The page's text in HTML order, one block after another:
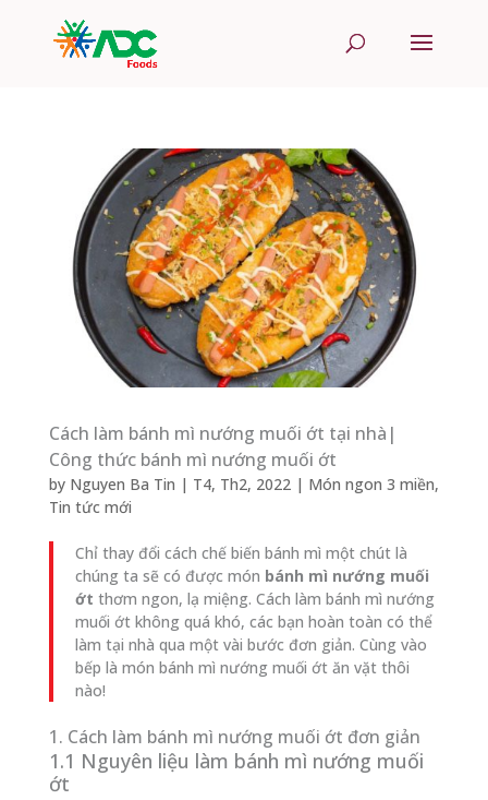
Cách làm bánh mì nướng muối ớt tại nhà|
Công thức bánh mì nướng muối ớt
by Nguyen Ba Tin | T4, Th2, 2022| Món ngon 3 miền,
Tin tức mới
Chỉ thay đổi cách chế biến bánh mì một chút là
chúng ta sẽ có được món bánh mì nướng muối
ớt thơm ngon, lạ miệng. Cách làm bánh mì nướng
muối ớt không quá khó, các bạn hoàn toàn có thể
làm tại nhà qua một vài bước đơn giản. Cùng vào
bếp là món bánh mì nướng muối ớt ăn vặt thôi
nào!
1. Cách làm bánh mì nướng muối ớt đơn giản
1.1 Nguyên liệu làm bánh mì nướng muối
ớt